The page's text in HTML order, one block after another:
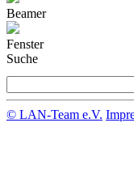
Beamer
Fenster
Suche
© LAN-Team e.V.